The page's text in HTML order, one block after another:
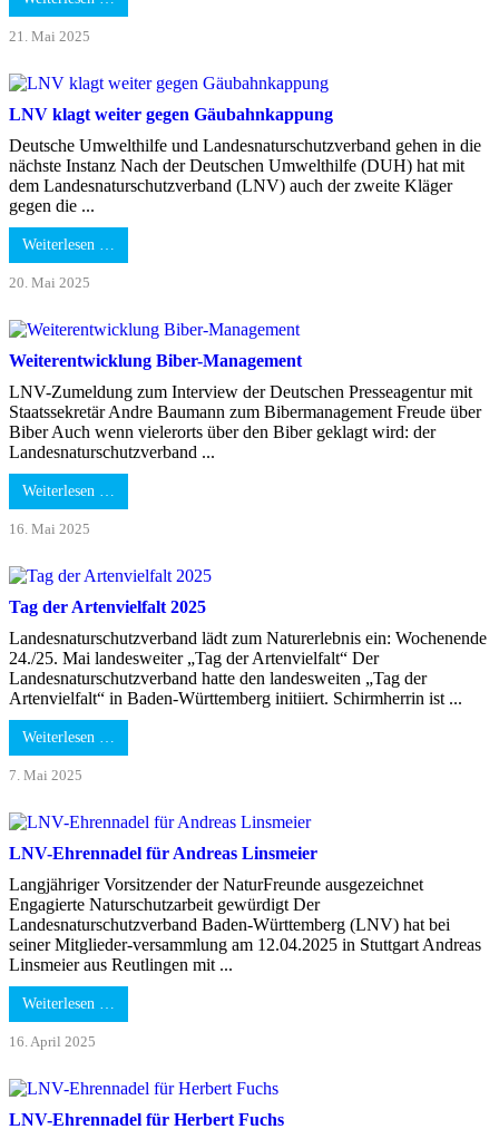
21. Mai 2025
LNV klagt weiter gegen Gäubahnkappung
Deutsche Umwelthilfe und Landesnaturschutzverband gehen in die
nächste Instanz Nach der Deutschen Umwelthilfe (DUH) hat mit
dem Landesnaturschutzverband (LNV) auch der zweite Kläger
gegen die ...
Weiterlesen …
20. Mai 2025
Weiterentwicklung Biber-Management
LNV-Zumeldung zum Interview der Deutschen Presseagentur mit
Staatssekretär Andre Baumann zum Bibermanagement Freude über
Biber Auch wenn vielerorts über den Biber geklagt wird: der
Landesnaturschutzverband ...
Weiterlesen …
16. Mai 2025
Tag der Artenvielfalt 2025
Landesnaturschutzverband lädt zum Naturerlebnis ein: Wochenende
24./25. Mai landesweiter „Tag der Artenvielfalt“ Der
Landesnaturschutzverband hatte den landesweiten „Tag der
Artenvielfalt“ in Baden-Württemberg initiiert. Schirmherrin ist ...
Weiterlesen …
7. Mai 2025
LNV-Ehrennadel für Andreas Linsmeier
Langjähriger Vorsitzender der NaturFreunde ausgezeichnet
Engagierte Naturschutzarbeit gewürdigt Der
Landesnaturschutzverband Baden-Württemberg (LNV) hat bei
seiner Mitglieder-versammlung am 12.04.2025 in Stuttgart Andreas
Linsmeier aus Reutlingen mit ...
Weiterlesen …
16. April 2025
LNV-Ehrennadel für Herbert Fuchs